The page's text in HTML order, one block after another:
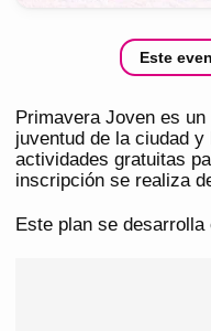
Este
Primavera Joven es
juventud de la ciudad
actividades gratuitas
inscripción se realiza
Este plan se desarrolla